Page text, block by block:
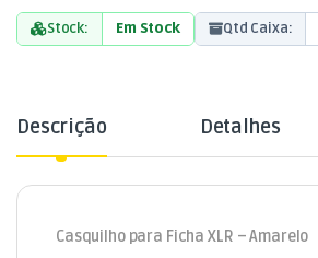
Stock: Em Stock Qtd Caixa:
Descrição Detalhes
Casquilho para Ficha XLR – Amarelo